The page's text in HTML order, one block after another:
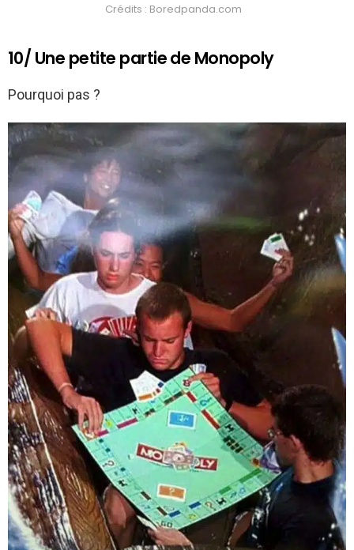
Crédits : Boredpanda.com
10/ Une petite partie de Monopoly
Pourquoi pas ?